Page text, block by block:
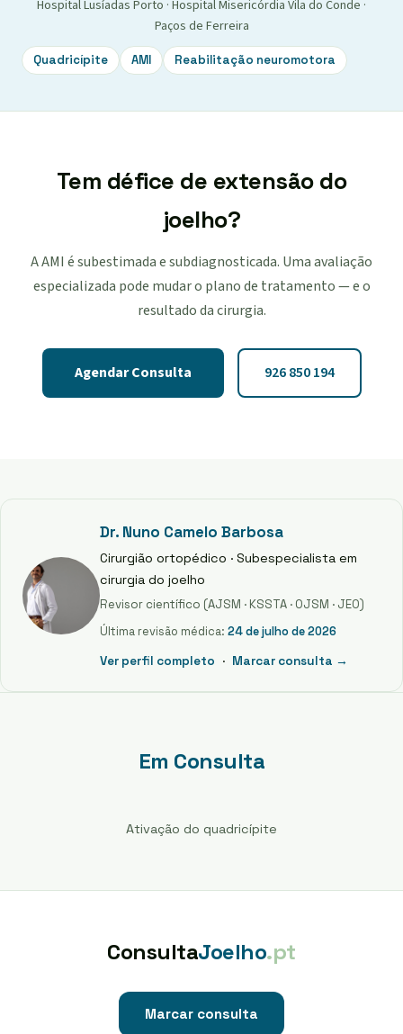
Hospital Lusíadas Porto · Hospital Misericórdia Vila do Conde ·
Paços de Ferreira
Quadricípite AMI Reabilitação neuromotora
Tem défice de extensão do
joelho?
A AMI é subestimada e subdiagnosticada. Uma avaliação
especializada pode mudar o plano de tratamento — e o
resultado da cirurgia.
Agendar Consulta 926 850 194
Dr. Nuno Camelo Barbosa
Cirurgião ortopédico · Subespecialista em
cirurgia do joelho
Revisor científico (AJSM · KSSTA · OJSM · JEO)
Última revisão médica: 24 de julho de 2026
Ver perfil completo · Marcar consulta →
Em Consulta
Ativação do quadricípite
ConsultaJoelho.pt
Marcar consulta